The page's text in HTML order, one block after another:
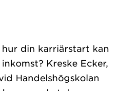
din karriärstart kan
Kreske Ecker,
Handelshögskolan